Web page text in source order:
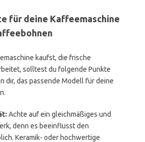
für deine Kaffeemaschine
kaufst, die frische
solltest du folgende Punkte
dir, das passende Modell für deine
Achte auf ein gleichmäßiges und
denn es beeinflusst den
Keramik- oder hochwertige